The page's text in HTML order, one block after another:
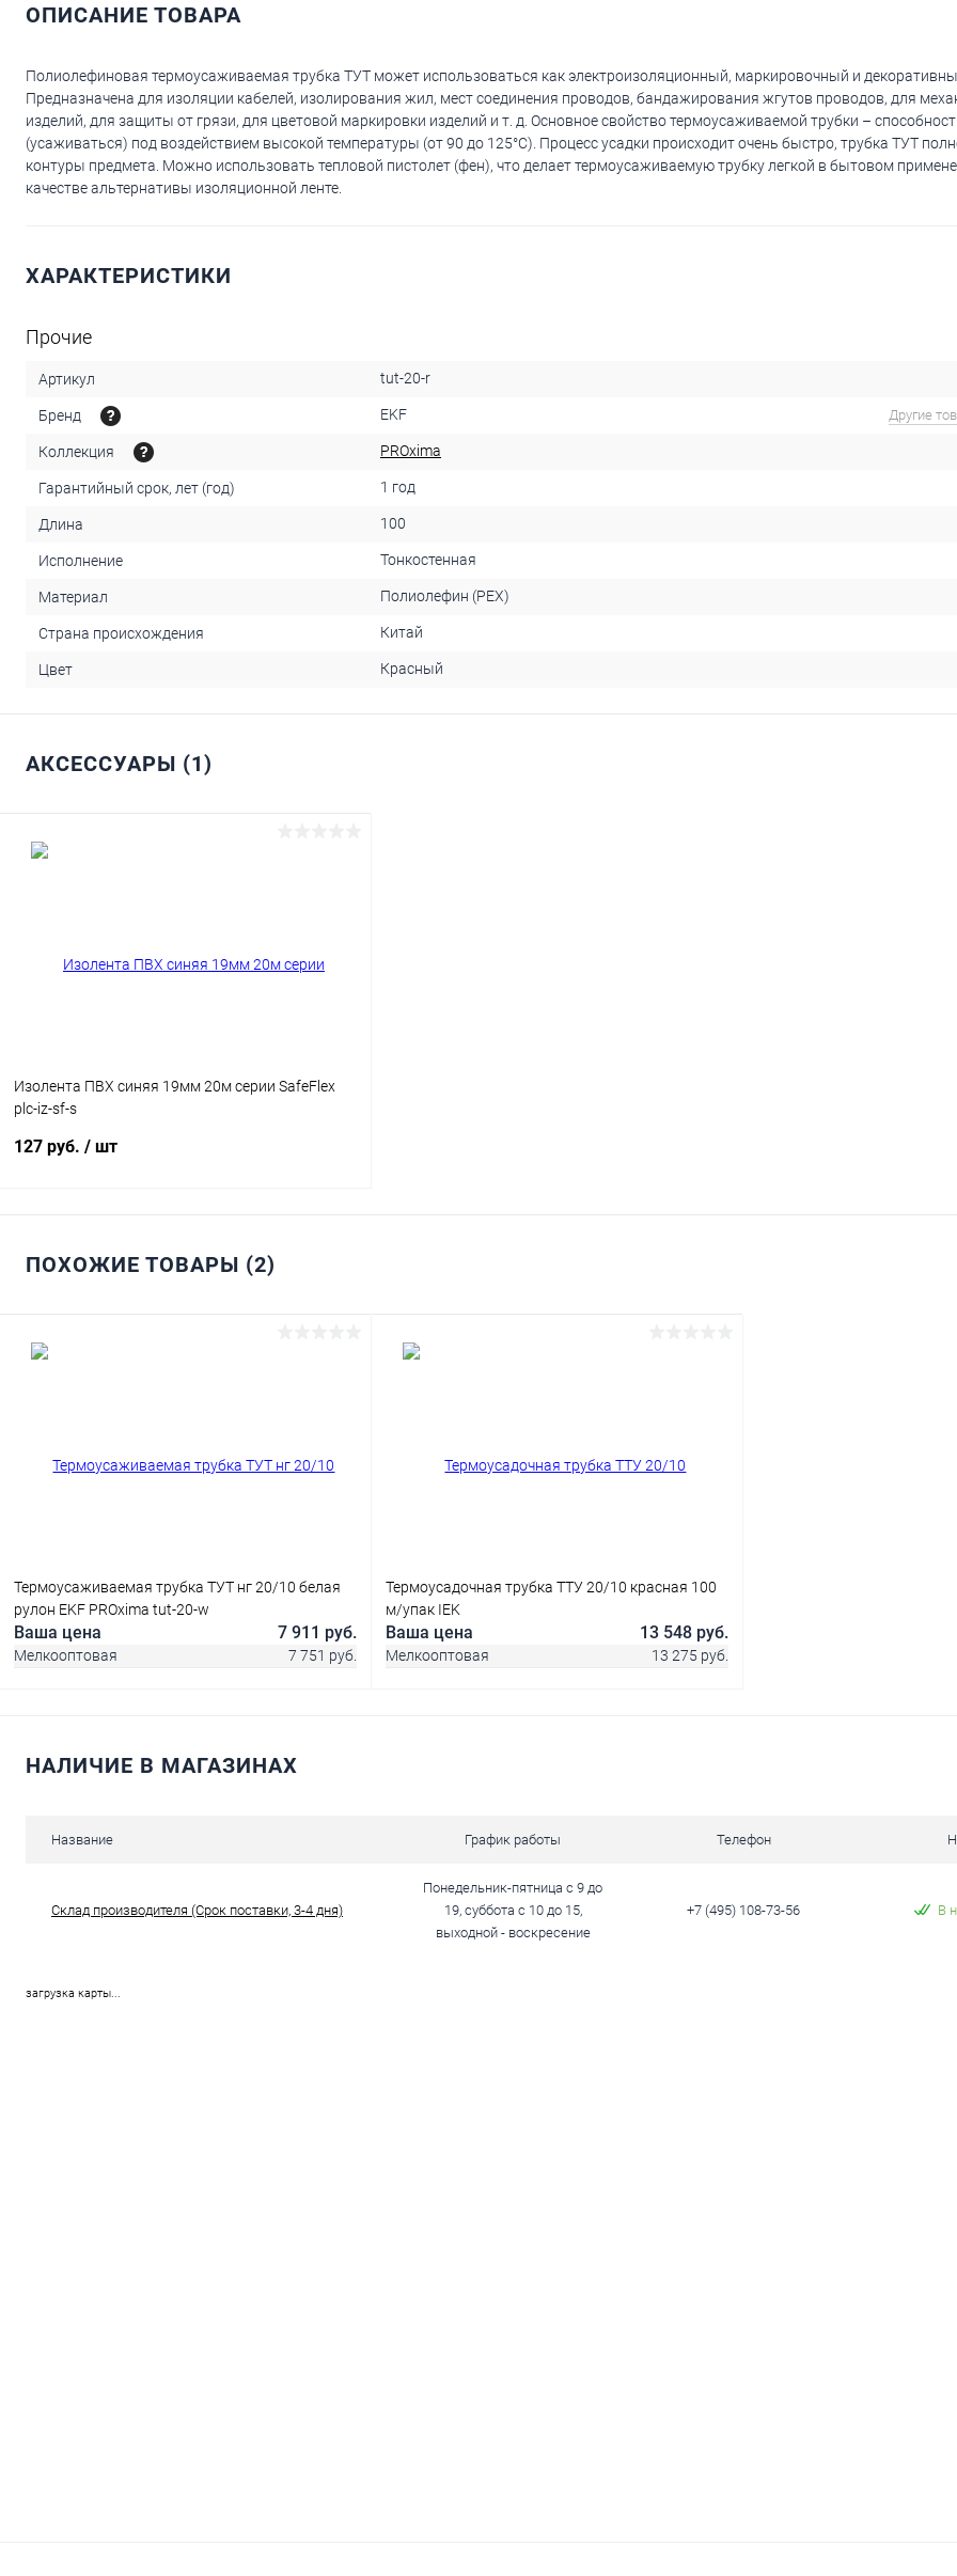
ОПИСАНИЕ ТОВАРА
Полиолефиновая термоусаживаемая трубка ТУТ может использоваться как электроизоляционный, маркировочный и
Предназначена для изоляции кабелей, изолирования жил, мест соединения проводов, бандажирования жгутов проводов, для
изделий, для защиты от грязи, для цветовой маркировки изделий и т. д. Основное свойство термоусаживаемой трубки –
(усаживаться) под воздействием высокой температуры (от 90 до 125°С). Процесс усадки происходит очень быстро, трубка ТУТ
контуры предмета. Можно использовать тепловой пистолет (фен), что делает термоусаживаемую трубку легкой в бытовом
качестве альтернативы изоляционной ленте.
ХАРАКТЕРИСТИКИ
Прочие
Артикул tut-20-r
Бренд EKF Другие
Коллекция PROxima
Гарантийный срок, лет (год) 1 год
Длина 100
Исполнение Тонкостенная
Материал Полиолефин (PEX)
Страна происхождения Китай
Цвет Красный
АКСЕССУАРЫ (1)
Изолента ПВХ синяя 19мм 20м серии SafeFlex
plc-iz-sf-s
127 руб. / шт
В корзину
В избранное
ПОХОЖИЕ ТОВАРЫ (2)
Термоусаживаемая трубка ТУТ нг 20/10 белая
рулон EKF PROxima tut-20-w
Ваша цена 7 911 руб.
Мелкооптовая 7 751 руб.
В корзину
Термоусадочная трубка ТТУ 20/10 красная 100
м/упак IEK
Ваша цена 13 548 руб.
Мелкооптовая 13 275 руб.
НАЛИЧИЕ В МАГАЗИНАХ
Название График работы Телефон
Склад производителя (Срок поставки, 3-4 дня)
Понедельник-пятница с 9 до
19, суббота с 10 до 15,
выходной - воскресение
+7 (495) 108-73-56 В
загрузка карты...